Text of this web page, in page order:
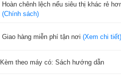
Hoàn chênh lệch nếu siêu thị khác rẻ
(Chính sách)
Giao hàng miễn phí tận nơi (Xem chi tiết)
Kèm theo máy có: Sách hướng dẫn